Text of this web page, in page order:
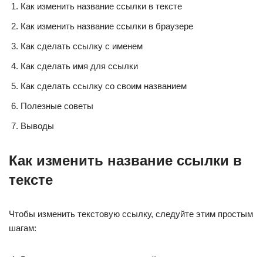
Как изменить название ссылки в тексте
Как изменить название ссылки в браузере
Как сделать ссылку с именем
Как сделать имя для ссылки
Как сделать ссылку со своим названием
Полезные советы
Выводы
Как изменить название ссылки в
тексте
Чтобы изменить текстовую ссылку, следуйте этим простым
шагам: